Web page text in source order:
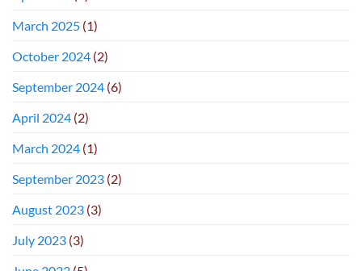
March 2025 (1)
October 2024 (2)
September 2024 (6)
April 2024 (2)
March 2024 (1)
September 2023 (2)
August 2023 (3)
July 2023 (3)